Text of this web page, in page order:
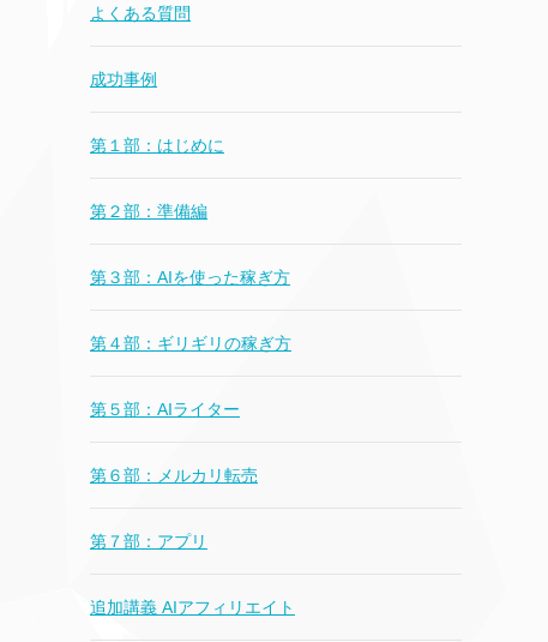
よくある質問
成功事例
第１部：はじめに
第２部：準備編
第３部：AIを使った稼ぎ方
第４部：ギリギリの稼ぎ方
第５部：AIライター
第６部：メルカリ転売
第７部：アプリ
追加講義 AIアフィリエイト